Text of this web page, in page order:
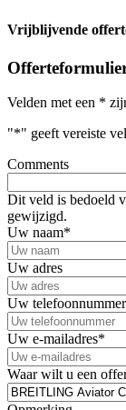
Vrijblijvende
Velden met een *
"*" geeft vereiste
Comments
Dit veld is bedoeld
gewijzigd.
Uw naam*
Uw adres
Uw telefoonnummer
Uw e-mailadres*
Waar wilt u een